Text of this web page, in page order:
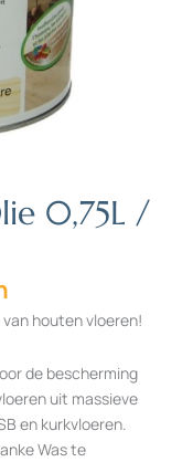
0,75L /
houten vloeren!
de bescherming
uit massieve
en kurkvloeren.
Was te